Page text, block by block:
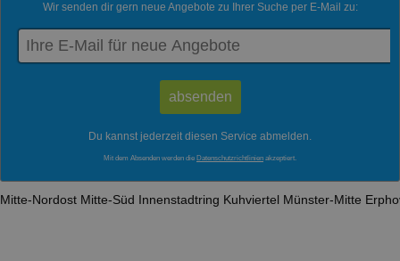
Wir senden dir gern neue Angebote zu Ihrer Suche per E-Mail zu:
Du kannst jederzeit diesen Service abmelden.
Mit dem Absenden werden die Datenschutzrichtlinien akzeptiert.
Mitte-Nordost Mitte-Süd Innenstadtring Kuhviertel Münster-Mitte